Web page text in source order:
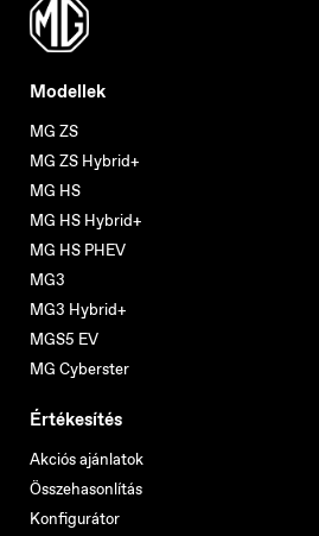
Modellek
MG ZS
MG ZS Hybrid+
MG HS
MG HS Hybrid+
MG HS PHEV
MG3
MG3 Hybrid+
MGS5 EV
MG Cyberster
Értékesítés
Akciós ajánlatok
Összehasonlítás
Konfigurátor